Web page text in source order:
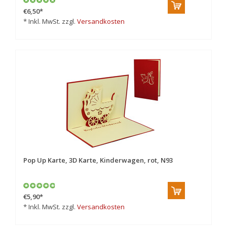
€6,50*
* Inkl. MwSt. zzgl. Versandkosten
Pop Up Karte, 3D Karte, Kinderwagen, rot, N93
€5,90*
* Inkl. MwSt. zzgl. Versandkosten